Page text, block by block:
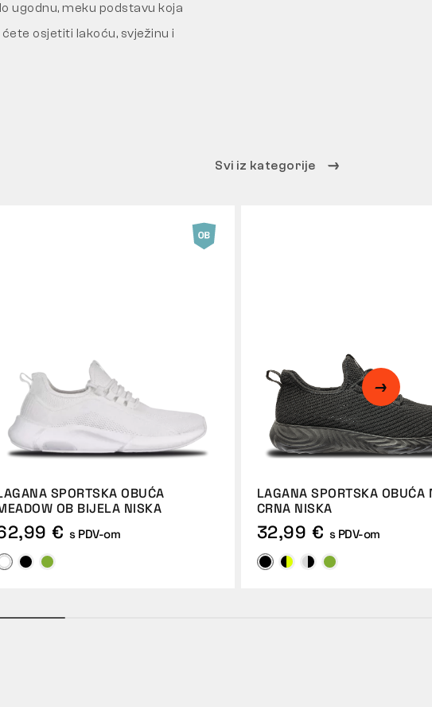
ugodnu, meku podstavu koja
osjetiti lakoću, svježinu i
Svi iz kategorije
SPORTSKA OBUĆA
OB BIJELA NISKA
€ s PDV-om
LAGANA SPORTSKA OBUĆA
CRNA NISKA
32,99 € s PDV-om